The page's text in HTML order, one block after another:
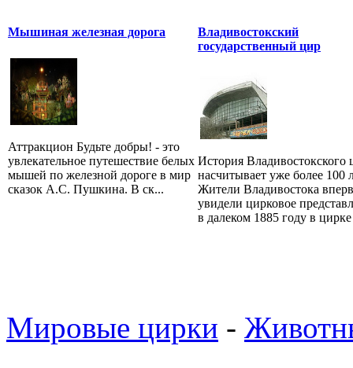
Мышиная железная дорога
Аттракцион Будьте добры! - это
увлекательное путешествие белых
мышей по железной дороге в мир
сказок А.С. Пушкина. В ск...
Владивостокский
государственный цир
История Владивостокского
насчитывает уже более 100
Жители Владивостока
увидели цирковое
в далеком 1885 году в
Мировые цирки -